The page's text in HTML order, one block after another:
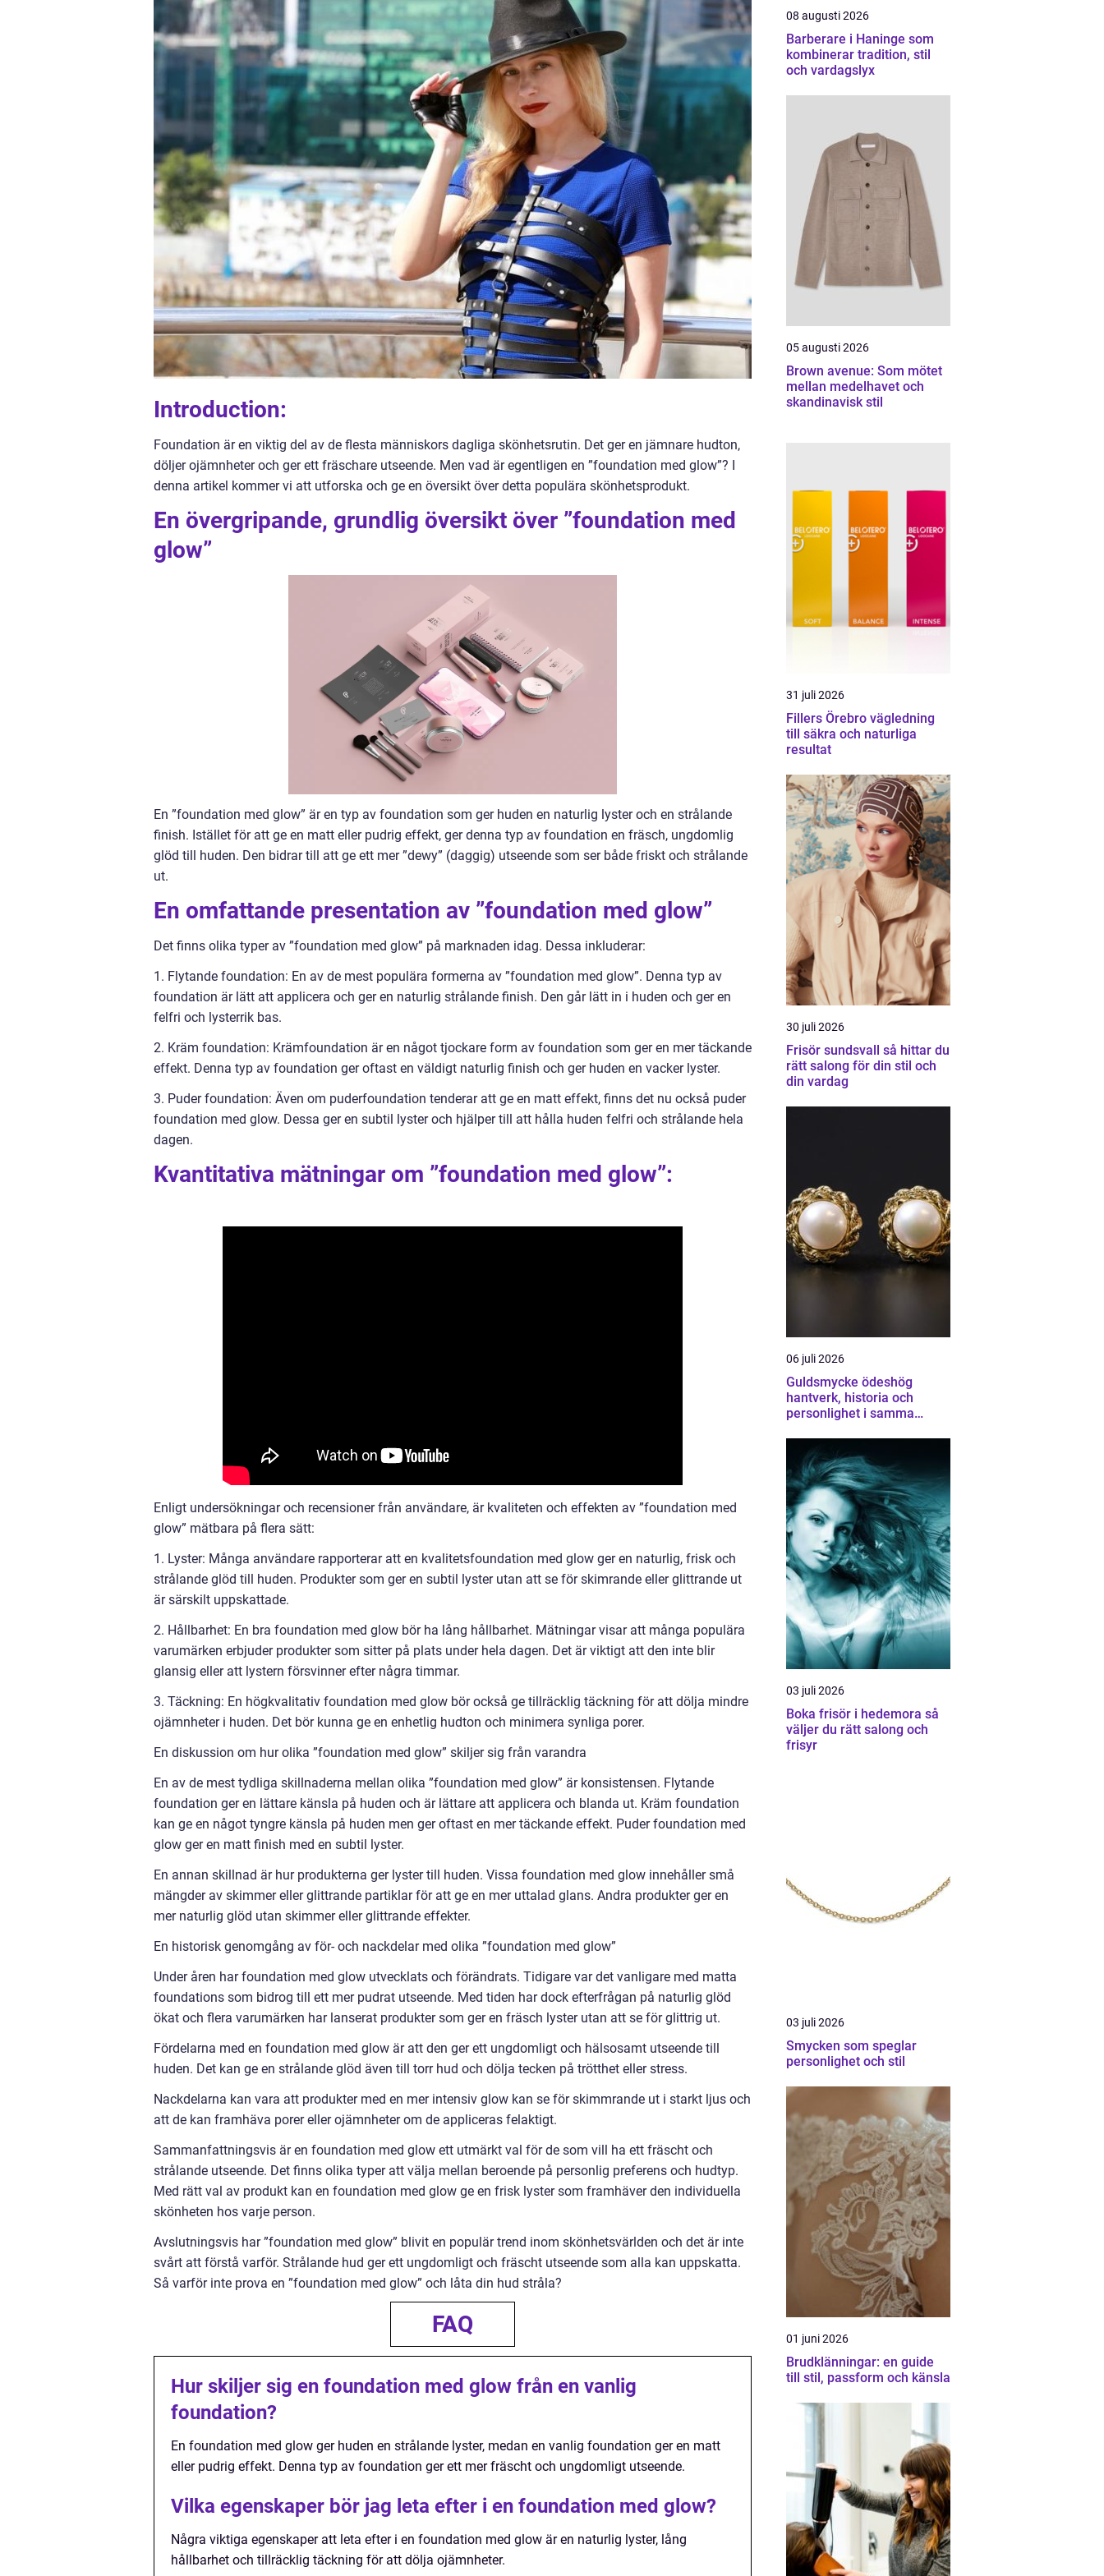
Introduction:
Foundation är en viktig del av de flesta människors dagliga skönhetsrutin. Det ger en jämnare hudton,
döljer ojämnheter och ger ett fräschare utseende. Men vad är egentligen en ”foundation med glow”? I
denna artikel kommer vi att utforska och ge en översikt över detta populära skönhetsprodukt.
En övergripande, grundlig översikt över ”foundation med
glow”
En ”foundation med glow” är en typ av foundation som ger huden en naturlig lyster och en strålande
finish. Istället för att ge en matt eller pudrig effekt, ger denna typ av foundation en fräsch, ungdomlig
glöd till huden. Den bidrar till att ge ett mer ”dewy” (daggig) utseende som ser både friskt och strålande
ut.
En omfattande presentation av ”foundation med glow”
Det finns olika typer av ”foundation med glow” på marknaden idag. Dessa inkluderar:
1. Flytande foundation: En av de mest populära formerna av ”foundation med glow”. Denna typ av
foundation är lätt att applicera och ger en naturlig strålande finish. Den går lätt in i huden och ger en
felfri och lysterrik bas.
2. Kräm foundation: Krämfoundation är en något tjockare form av foundation som ger en mer täckande
effekt. Denna typ av foundation ger oftast en väldigt naturlig finish och ger huden en vacker lyster.
3. Puder foundation: Även om puderfoundation tenderar att ge en matt effekt, finns det nu också puder
foundation med glow. Dessa ger en subtil lyster och hjälper till att hålla huden felfri och strålande hela
dagen.
Kvantitativa mätningar om ”foundation med glow”:
Enligt undersökningar och recensioner från användare, är kvaliteten och effekten av ”foundation med
glow” mätbara på flera sätt:
1. Lyster: Många användare rapporterar att en kvalitetsfoundation med glow ger en naturlig, frisk och
strålande glöd till huden. Produkter som ger en subtil lyster utan att se för skimrande eller glittrande ut
är särskilt uppskattade.
2. Hållbarhet: En bra foundation med glow bör ha lång hållbarhet. Mätningar visar att många populära
varumärken erbjuder produkter som sitter på plats under hela dagen. Det är viktigt att den inte blir
glansig eller att lystern försvinner efter några timmar.
3. Täckning: En högkvalitativ foundation med glow bör också ge tillräcklig täckning för att dölja mindre
ojämnheter i huden. Det bör kunna ge en enhetlig hudton och minimera synliga porer.
En diskussion om hur olika ”foundation med glow” skiljer sig från varandra
En av de mest tydliga skillnaderna mellan olika ”foundation med glow” är konsistensen. Flytande
foundation ger en lättare känsla på huden och är lättare att applicera och blanda ut. Kräm foundation
kan ge en något tyngre känsla på huden men ger oftast en mer täckande effekt. Puder foundation med
glow ger en matt finish med en subtil lyster.
En annan skillnad är hur produkterna ger lyster till huden. Vissa foundation med glow innehåller små
mängder av skimmer eller glittrande partiklar för att ge en mer uttalad glans. Andra produkter ger en
mer naturlig glöd utan skimmer eller glittrande effekter.
En historisk genomgång av för- och nackdelar med olika ”foundation med glow”
Under åren har foundation med glow utvecklats och förändrats. Tidigare var det vanligare med matta
foundations som bidrog till ett mer pudrat utseende. Med tiden har dock efterfrågan på naturlig glöd
ökat och flera varumärken har lanserat produkter som ger en fräsch lyster utan att se för glittrig ut.
Fördelarna med en foundation med glow är att den ger ett ungdomligt och hälsosamt utseende till
huden. Det kan ge en strålande glöd även till torr hud och dölja tecken på trötthet eller stress.
Nackdelarna kan vara att produkter med en mer intensiv glow kan se för skimmrande ut i starkt ljus och
att de kan framhäva porer eller ojämnheter om de appliceras felaktigt.
Sammanfattningsvis är en foundation med glow ett utmärkt val för de som vill ha ett fräscht och
strålande utseende. Det finns olika typer att välja mellan beroende på personlig preferens och hudtyp.
Med rätt val av produkt kan en foundation med glow ge en frisk lyster som framhäver den individuella
skönheten hos varje person.
Avslutningsvis har ”foundation med glow” blivit en populär trend inom skönhetsvärlden och det är inte
svårt att förstå varför. Strålande hud ger ett ungdomligt och fräscht utseende som alla kan uppskatta.
Så varför inte prova en ”foundation med glow” och låta din hud stråla?
FAQ
Hur skiljer sig en foundation med glow från en vanlig
foundation?
En foundation med glow ger huden en strålande lyster, medan en vanlig foundation ger en matt
eller pudrig effekt. Denna typ av foundation ger ett mer fräscht och ungdomligt utseende.
Vilka egenskaper bör jag leta efter i en foundation med glow?
Några viktiga egenskaper att leta efter i en foundation med glow är en naturlig lyster, lång
hållbarhet och tillräcklig täckning för att dölja ojämnheter.
08 augusti 2026
Barberare i Haninge som
kombinerar tradition, stil
och vardagslyx
05 augusti 2026
Brown avenue: Som mötet
mellan medelhavet och
skandinavisk stil
31 juli 2026
Fillers Örebro vägledning
till säkra och naturliga
resultat
30 juli 2026
Frisör sundsvall så hittar du
rätt salong för din stil och
din vardag
06 juli 2026
Guldsmycke ödeshög
hantverk, historia och
personlighet i samma
03 juli 2026
Boka frisör i hedemora så
väljer du rätt salong och
frisyr
03 juli 2026
Smycken som speglar
personlighet och stil
01 juni 2026
Brudklänningar: en guide
till stil, passform och känsla